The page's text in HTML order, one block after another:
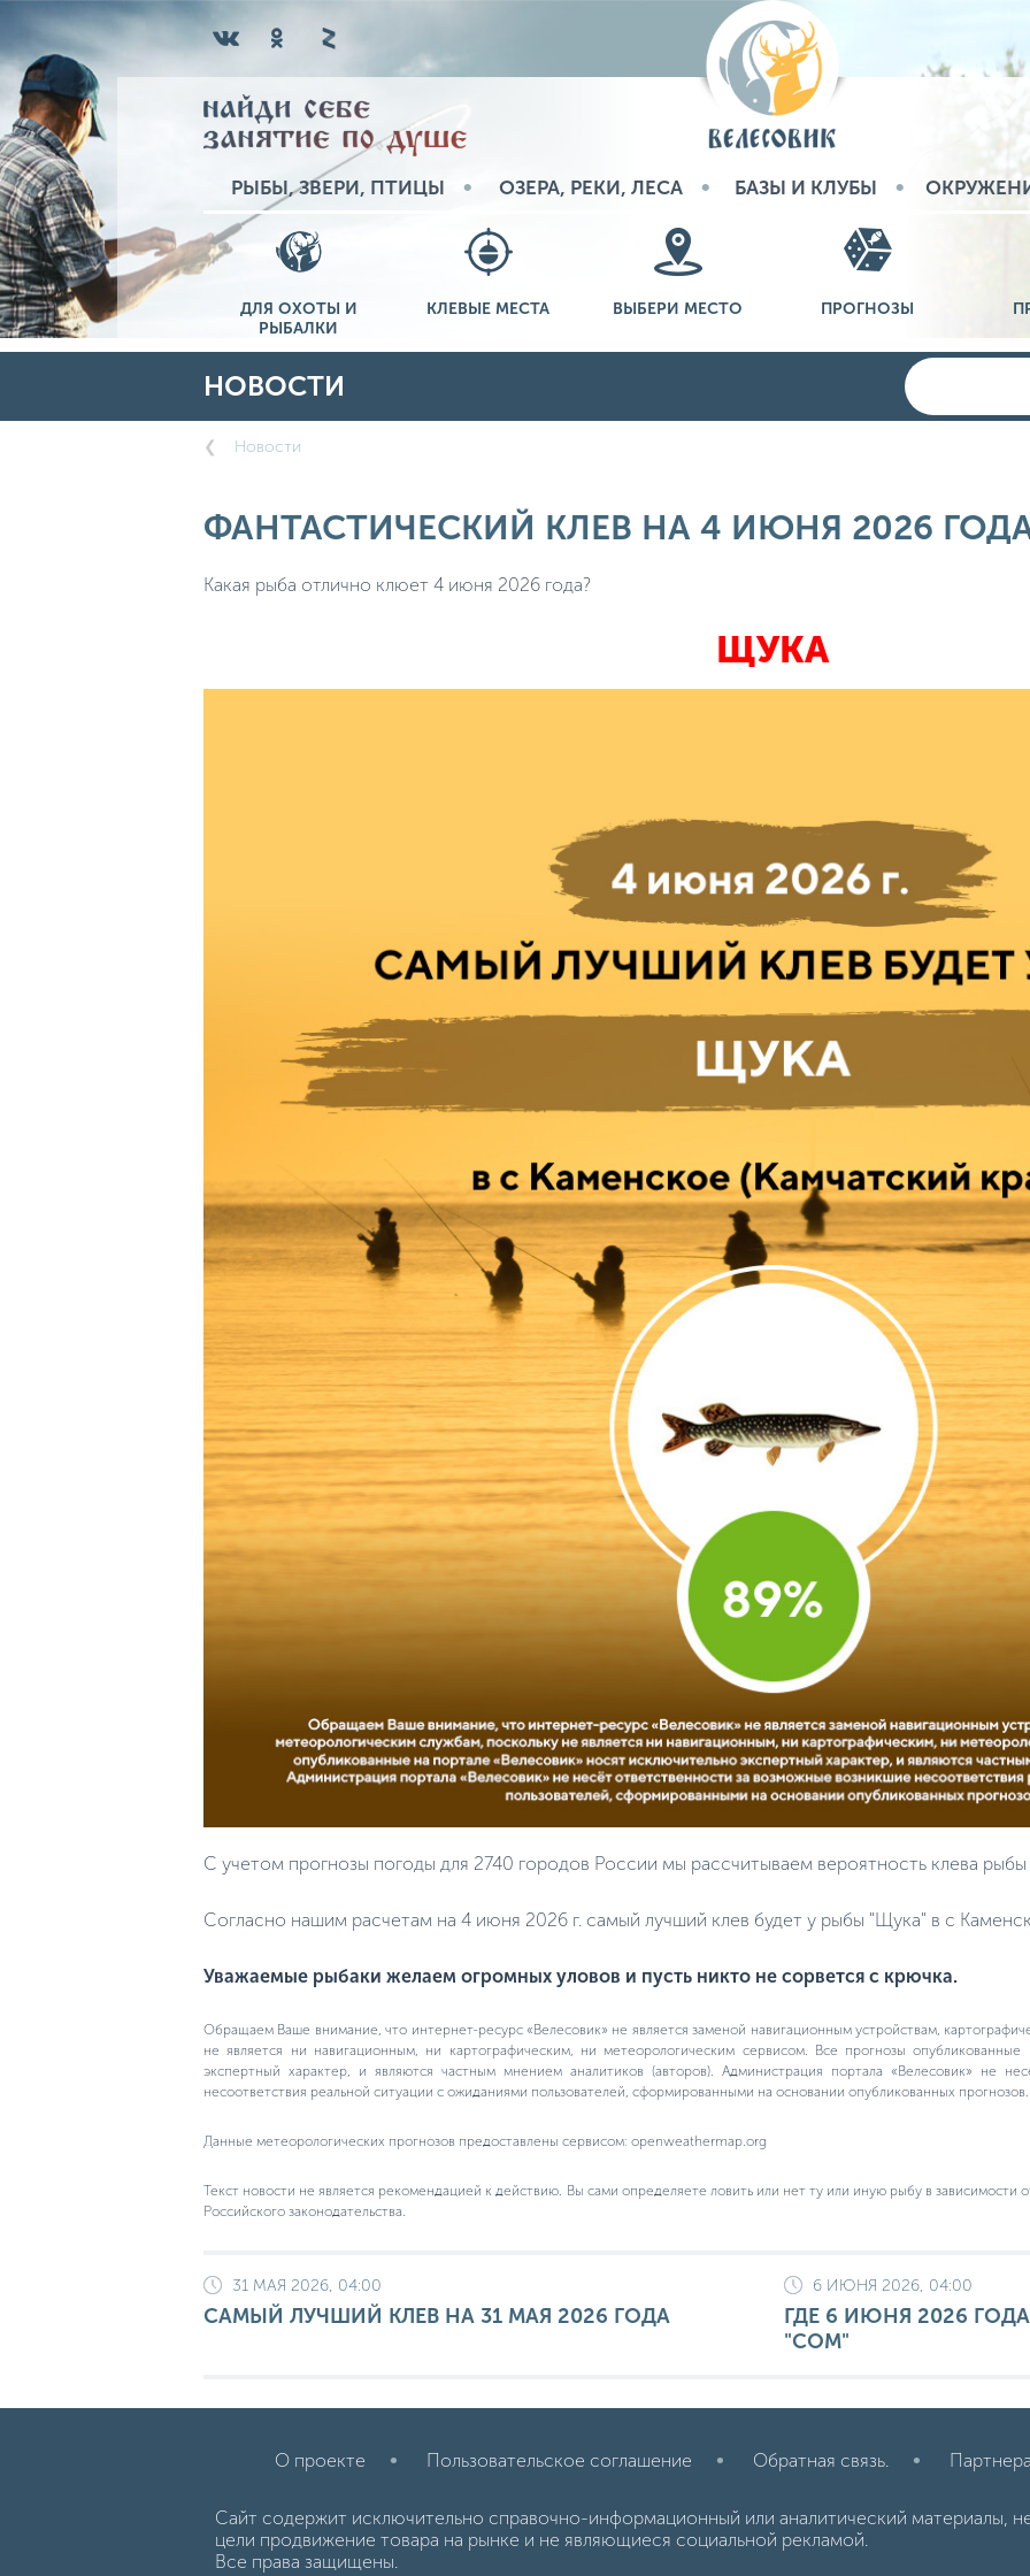
РЫБЫ, ЗВЕРИ, ПТИЦЫ ОЗЕРА, РЕКИ, ЛЕСА БАЗЫ И КЛУБЫ
ДЛЯ ОХОТЫ И
РЫБАЛКИ
КЛЕВЫЕ МЕСТА ВЫБЕРИ МЕСТО ПРОГНОЗЫ
НОВОСТИ
Новости
ФАНТАСТИЧЕСКИЙ КЛЕВ НА 4 ИЮНЯ 2026
Какая рыба отлично клюет 4 июня 2026 года?
ЩУКА
С учетом прогнозы погоды для 2740 городов России мы рассчитываем вероятность клева
Согласно нашим расчетам на 4 июня 2026 г. самый лучший клев будет у рыбы "Щука" в с
Уважаемые рыбаки желаем огромных уловов и пусть никто не сорвется с крючка.
Обращаем Ваше внимание, что интернет-ресурс «Велесовик» не является заменой навигационным устройствам,
не является ни навигационным, ни картографическим, ни метеорологическим сервисом. Все прогнозы опубликованные
экспертный характер, и являются частным мнением аналитиков (авторов). Администрация портала «Велесовик» не
несоответствия реальной ситуации с ожиданиями пользователей, сформированными на основании опубликованных прогнозов.
Данные метеорологических прогнозов предоставлены сервисом: openweathermap.org
Текст новости не является рекомендацией к действию. Вы сами определяете ловить или нет ту или иную рыбу в зависимости
Российского законодательства.
31 МАЯ 2026, 04:00
САМЫЙ ЛУЧШИЙ КЛЕВ НА 31 МАЯ 2026 ГОДА
6 ИЮНЯ 2026, 04:00
ГДЕ 6 ИЮНЯ 2026
"СОМ"
О проекте Пользовательское соглашение Обратная связь.
Сайт содержит исключительно справочно-информационный или аналитический материалы,
цели продвижение товара на рынке и не являющиеся социальной рекламой.
Все права защищены.